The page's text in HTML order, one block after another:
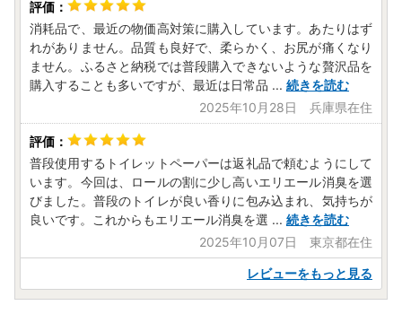
消耗品で、最近の物価高対策に購入しています。あたりはず
れがありません。品質も良好で、柔らかく、お尻が痛くなり
ません。ふるさと納税では普段購入できないような贅沢品を
購入することも多いですが、最近は日常品 ... 続きを読む
2025年10月28日 兵庫県在住
普段使用するトイレットペーパーは返礼品で頼むようにして
います。今回は、ロールの割に少し高いエリエール消臭を選
びました。普段のトイレが良い香りに包み込まれ、気持ちが
良いです。これからもエリエール消臭を選 ... 続きを読む
2025年10月07日 東京都在住
レビューをもっと見る